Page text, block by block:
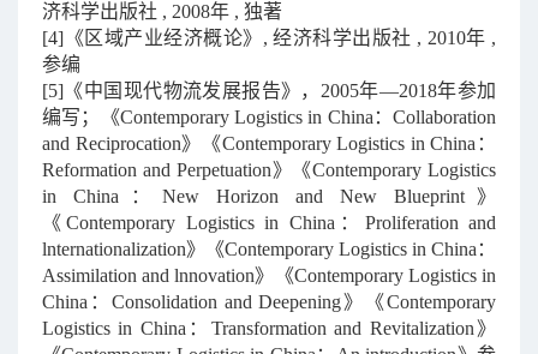
济科学出版社 , 2008年 , 独著
[4]《区域产业经济概论》, 经济科学出版社 , 2010年 ,
参编
[5]《中国现代物流发展报告》，2005年—2018年参加
编写；
《Contemporary Logistics in China：Collaboration
and Reciprocation》《Contemporary Logistics in China：
Reformation and Perpetuation》《Contemporary Logistics
in China：New Horizon and New Blueprint》
《Contemporary Logistics in China：Proliferation and
lnternationalization》《Contemporary Logistics in China：
Assimilation and lnnovation》《Contemporary Logistics in
China：Consolidation and Deepening》《Contemporary
Logistics in China：Transformation and Revitalization》